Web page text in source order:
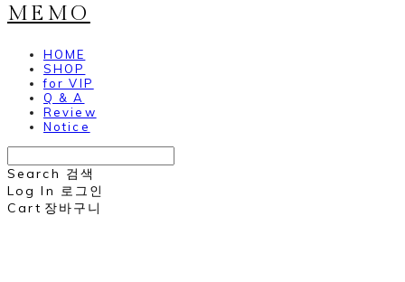
MEMO
HOME
SHOP
for VIP
Q & A
Review
Notice
Search 검색
Log In 로그인
Cart 장바구니